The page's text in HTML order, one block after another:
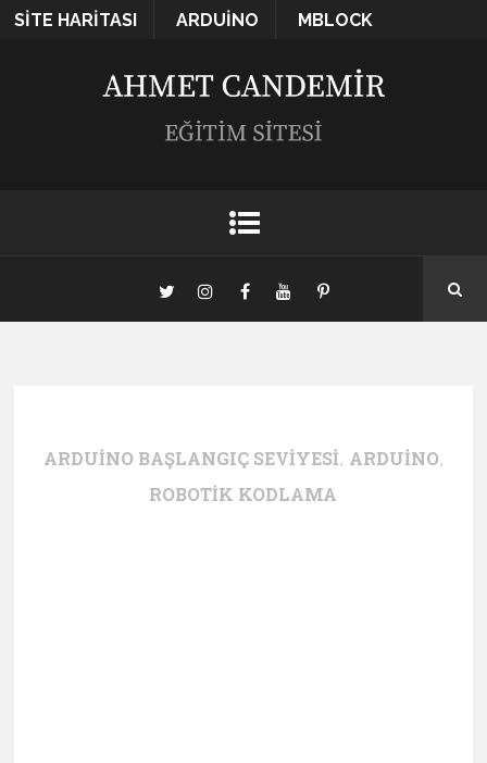
SITE HARITASI ARDUINO MBLOCK
ARDUINO BAŞLANGIÇ SEVIYESI, ARDUINO,
ROBOTIK KODLAMA